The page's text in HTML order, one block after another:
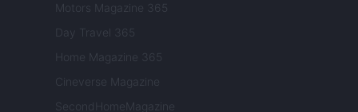
Motors Magazine 365
Day Travel 365
Home Magazine 365
Cineverse Magazine
SecondHomeMagazine